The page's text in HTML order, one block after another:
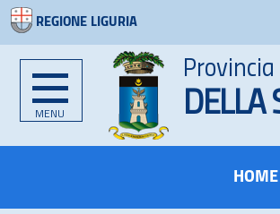
REGIONE LIGURIA
MENU
Provincia
DELLA
HOME